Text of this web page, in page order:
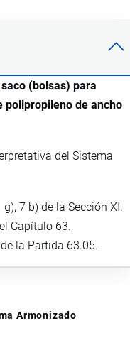
saco (bolsas) para
polipropileno de ancho
del Sistema
7 b) de la Sección XI.
Capítulo 63.
la Partida 63.05.
Armonizado